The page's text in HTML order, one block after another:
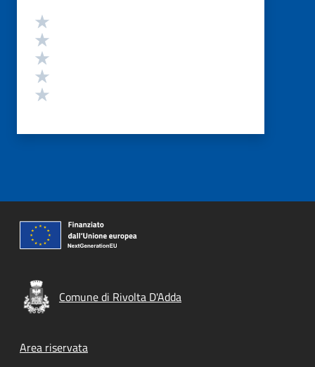
Valutazione
Comune di Rivolta D'Adda
Footer menu
Area riservata